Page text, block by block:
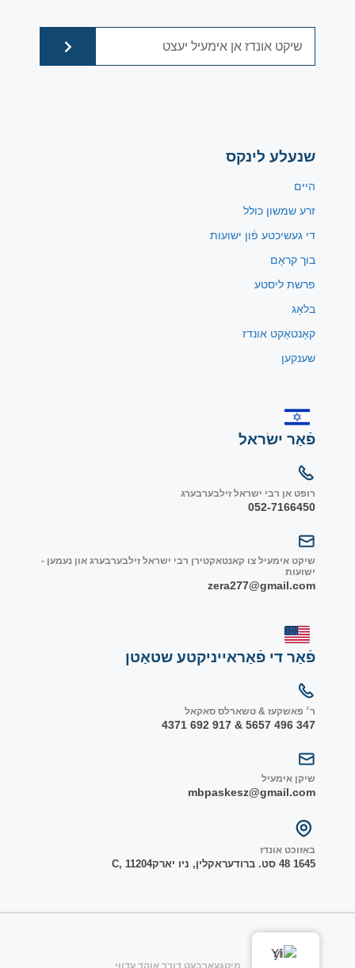
שנעלע לינקס
היים
זרע שמשון כולל
די געשיכטע פֿון ישועות
בוך קראָם
פרשת ליסטע
בלאָג
קאָנטאַקט אונדז
שענקען
פֿאַר ישׂראל
רופט אן רבי ישראל זילבערבערג
052-7166450
שיקט אימעיל צו קאנטאקטירן רבי ישראל זילבערבערג און נעמען -
ישועות
zera277@gmail.com
פֿאַר די פֿאַראייניקטע שטאַטן
ר׳ פאשקעז & טשארלס סאקאל
347 496 5657 & 917 692 4371
שיקן אימעיל
mbpaskesz@gmail.com
באַזוכט אונדז
1645 48 סט. ברודער אקלין, ניו יארק C, 11204
YI